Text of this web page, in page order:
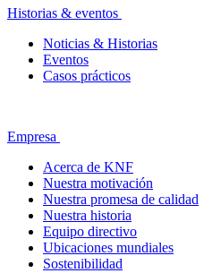
Historias & eventos
Noticias & Historias
Eventos
Casos prácticos
Empresa
Acerca de KNF
Nuestra motivación
Nuestra promesa de calidad
Nuestra historia
Equipo directivo
Ubicaciones mundiales
Sostenibilidad